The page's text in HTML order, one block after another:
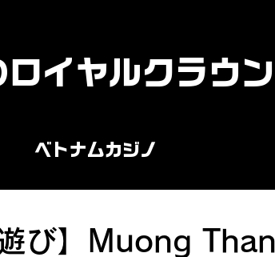
ロイヤルクラウ
ベトナムカジノ
遊び】Muong